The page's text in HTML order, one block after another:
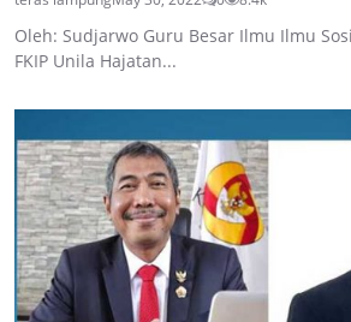
Oleh: Sudjarwo Guru Besar Ilmu Ilmu
FKIP Unila Hajatan...